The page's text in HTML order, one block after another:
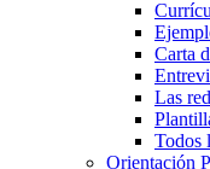
Carta
Las
Todos
Orientación